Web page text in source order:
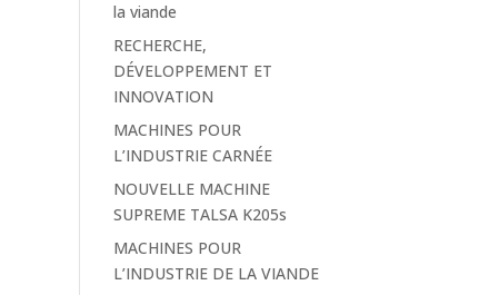
la viande
RECHERCHE,
DÉVELOPPEMENT ET
INNOVATION
MACHINES POUR
L’INDUSTRIE CARNÉE
NOUVELLE MACHINE
SUPREME TALSA K205s
MACHINES POUR
L’INDUSTRIE DE LA VIANDE